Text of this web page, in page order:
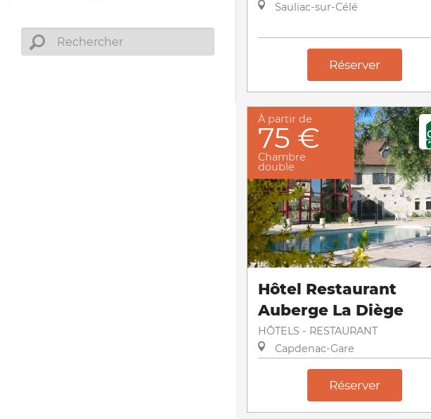
Sauliac-sur-Célé
Réserver
À partir de
75 €
Chambre
double
Hôtel Restaurant
Auberge La Diège
HÔTELS - RESTAURANT
Capdenac-Gare
Réserver